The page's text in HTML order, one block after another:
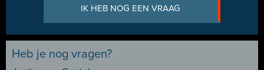
IK HEB NOG EEN VRAAG
Heb je nog vragen?